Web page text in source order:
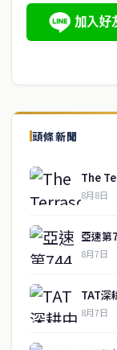
頭條新聞
The
8月8日
亞速第
8月7日
TAT深
8月7日